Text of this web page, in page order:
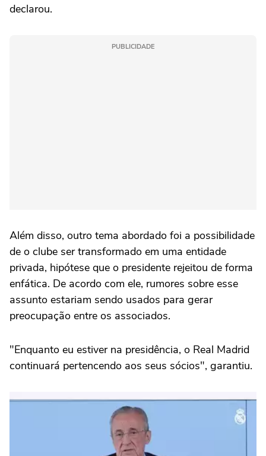
declarou.
PUBLICIDADE
Além disso, outro tema abordado foi a possibilidade
de o clube ser transformado em uma entidade
privada, hipótese que o presidente rejeitou de forma
enfática. De acordo com ele, rumores sobre esse
assunto estariam sendo usados para gerar
preocupação entre os associados.
"Enquanto eu estiver na presidência, o Real Madrid
continuará pertencendo aos seus sócios", garantiu.